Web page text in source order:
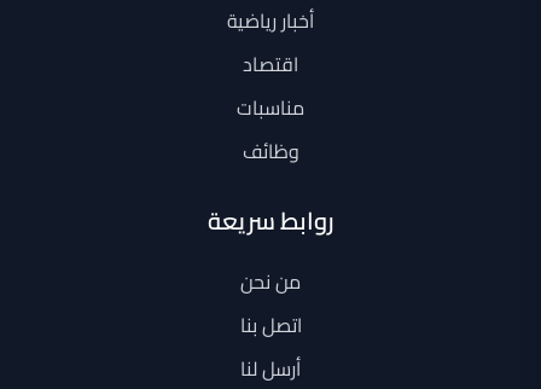
أخبار رياضية
اقتصاد
مناسبات
وظائف
روابط سريعة
من نحن
اتصل بنا
أرسل لنا